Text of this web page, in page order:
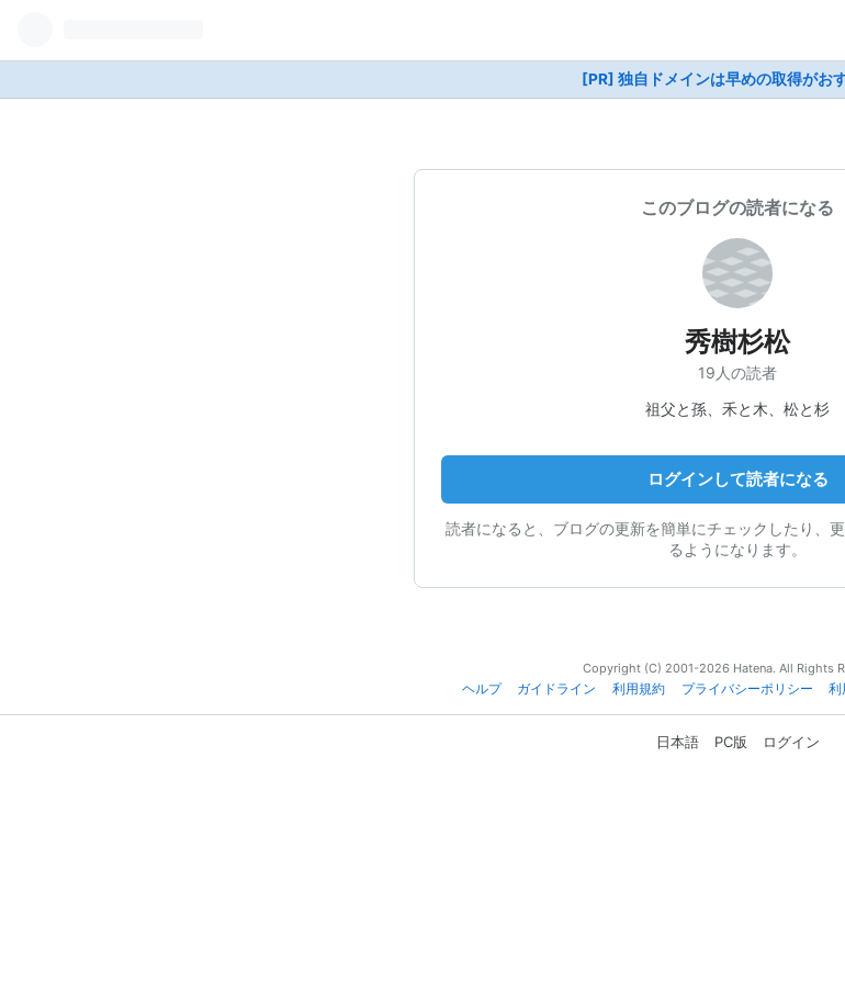
[PR] 独自ドメインは早めの取得がお
このブログの読者になる
秀樹杉松
19人の読者
祖父と孫、禾と木、松と杉
ログインして読者になる
読者になると、ブログの更新を簡単にチェックしたり、
るようになります。
Copyright (C) 2001-2026 Hatena. All Rights
ヘルプ
ガイドライン 利用規約 プライバシーポリシー 利
日本語 PC版 ログイン